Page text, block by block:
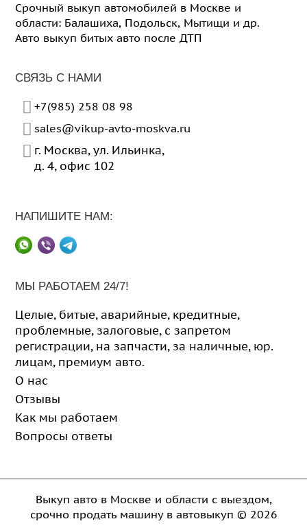
Срочный выкуп автомобилей в Москве и
области: Балашиха, Подольск, Мытищи и др.
Авто выкуп битых авто после ДТП
СВЯЗЬ С НАМИ
+7(985) 258 08 98
sales@vikup-avto-moskva.ru
г. Москва,ул. Ильинка,
д. 4, офис 102
НАПИШИТЕ НАМ:
МЫ РАБОТАЕМ 24/7!
Целые, битые,аварийные, кредитные,
проблемные, залоговые, с запретом
регистрации, на запчасти, за наличные, юр.
лицам, премиум авто.
О нас
Отзывы
Как мы работаем
Вопросы ответы
Выкуп авто в Москве и области с выездом,
срочно продать машину в автовыкуп © 2026